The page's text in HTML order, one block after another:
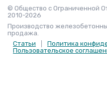
© Общество с Ограниченной
2010-2026
Производство
продажа.
Статьи
Политика
Пользовательское